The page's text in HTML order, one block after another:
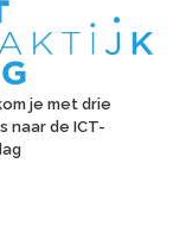
je met drie
naar de ICT-